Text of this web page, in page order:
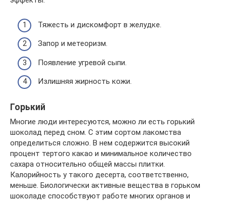
Тяжесть и дискомфорт в желудке.
Запор и метеоризм.
Появление угревой сыпи.
Излишняя жирность кожи.
Горький
Многие люди интересуются, можно ли есть горький
шоколад перед сном. С этим сортом лакомства
определиться сложно. В нем содержится высокий
процент тертого какао и минимальное количество
сахара относительно общей массы плитки.
Калорийность у такого десерта, соответственно,
меньше. Биологически активные вещества в горьком
шоколаде способствуют работе многих органов и